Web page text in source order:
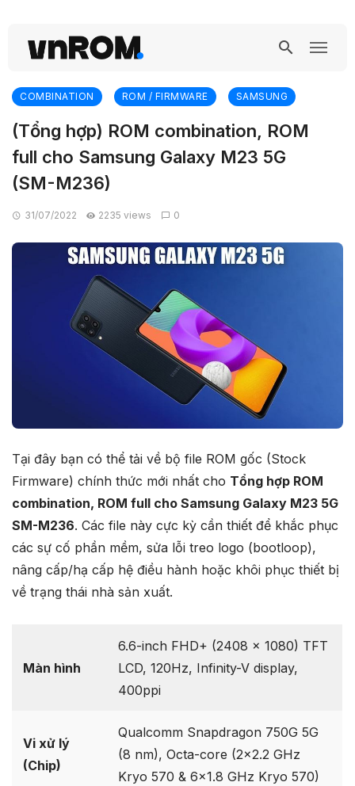
COMBINATION ROM / FIRMWARE SAMSUNG
(Tổng hợp) ROM combination, ROM
full cho Samsung Galaxy M23 5G
(SM-M236)
31/07/2022 2235 views 0
Tại đây bạn có thể tải về bộ file ROM gốc (Stock
Firmware) chính thức mới nhất cho Tổng hợp ROM
combination, ROM full cho Samsung Galaxy M23 5G
SM-M236. Các file này cực kỳ cần thiết để khắc phục
các sự cố phần mềm, sửa lỗi treo logo (bootloop),
nâng cấp/hạ cấp hệ điều hành hoặc khôi phục thiết bị
về trạng thái nhà sản xuất.
Màn hình
6.6-inch FHD+ (2408 x 1080) TFT
LCD, 120Hz, Infinity-V display,
400ppi
Vi xử lý
(Chip)
Qualcomm Snapdragon 750G 5G
(8 nm), Octa-core (2×2.2 GHz
Kryo 570 & 6×1.8 GHz Kryo 570)